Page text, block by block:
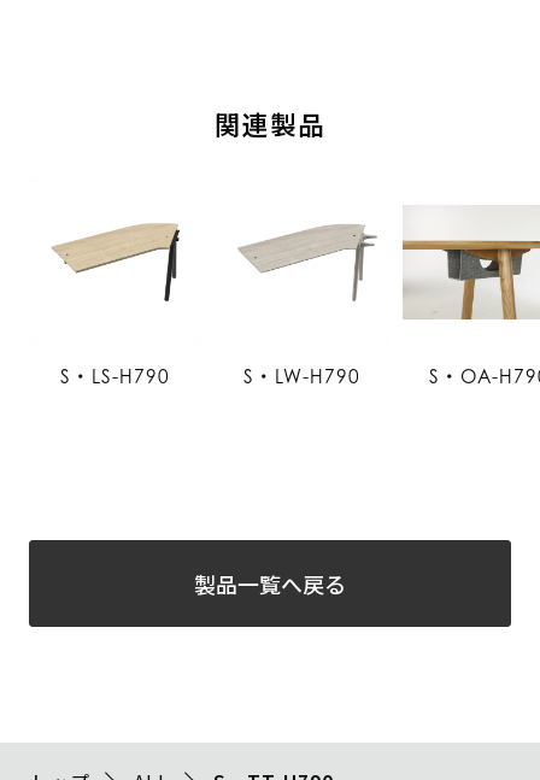
関連製品
S・LS-H790 S・LW-H790 S・OA-
製品一覧へ戻る